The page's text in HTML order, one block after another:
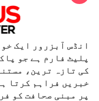
انڈس آبزرور ایک
پلیٹ فارم ہے جو
کی تازہ ترین،
خبریں فراہم کرتا
پر مبنی صحافت کو